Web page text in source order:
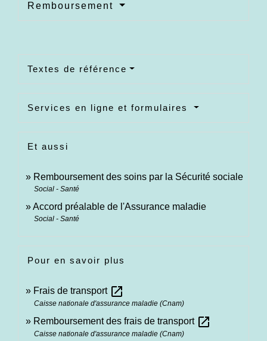
Remboursement
Textes de référence
Services en ligne et formulaires
Et aussi
Remboursement des soins par la Sécurité sociale
Social - Santé
Accord préalable de l'Assurance maladie
Social - Santé
Pour en savoir plus
Frais de transport open_in_new
Caisse nationale d'assurance maladie (Cnam)
Remboursement des frais de transport open_in_new
Caisse nationale d'assurance maladie (Cnam)